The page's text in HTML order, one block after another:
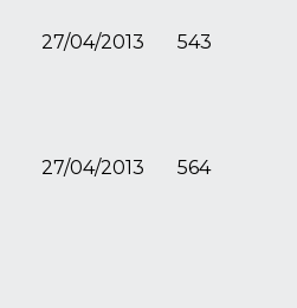
27/04/2013 543
27/04/2013 564